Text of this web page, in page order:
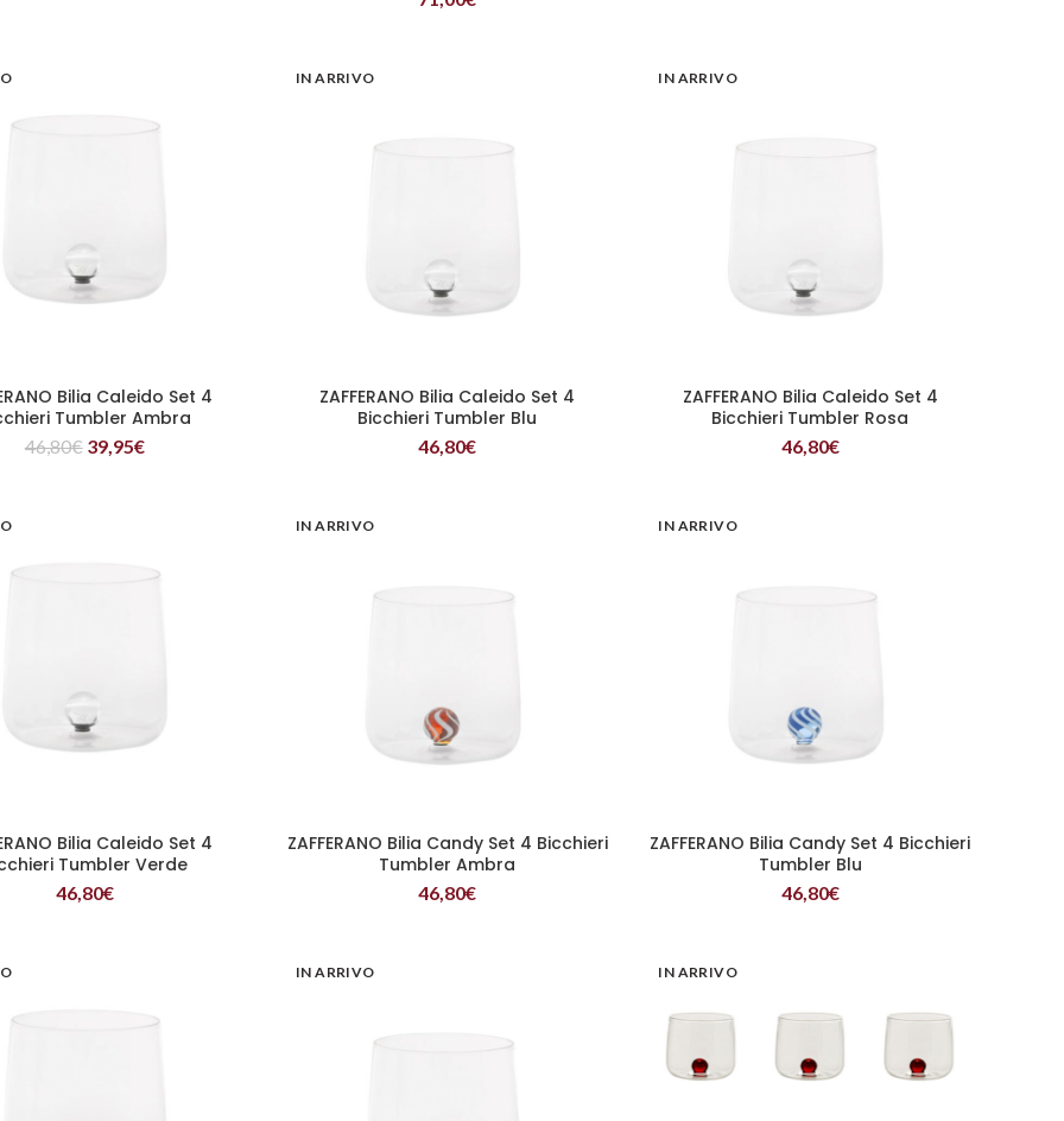
LEGGI TUTTO
Bilia Caleido Set 4
Tumbler Ambra
46,80€ 39,95€
IN ARRIVO
LEGGI TUTTO
ZAFFERANO Bilia Caleido Set 4
Bicchieri Tumbler Blu
46,80€
IN ARRIVO
LEGGI TUTTO
ZAFFERANO Bilia Caleido Set 4
Bicchieri Tumbler Rosa
46,80€
LEGGI TUTTO
Bilia Caleido Set 4
Tumbler Verde
46,80€
IN ARRIVO
LEGGI TUTTO
ZAFFERANO Bilia Candy Set 4 Bicchieri
Tumbler Ambra
46,80€
IN ARRIVO
LEGGI TUTTO
ZAFFERANO Bilia Candy Set 4 Bicchieri
Tumbler Blu
46,80€
IN ARRIVO IN ARRIVO